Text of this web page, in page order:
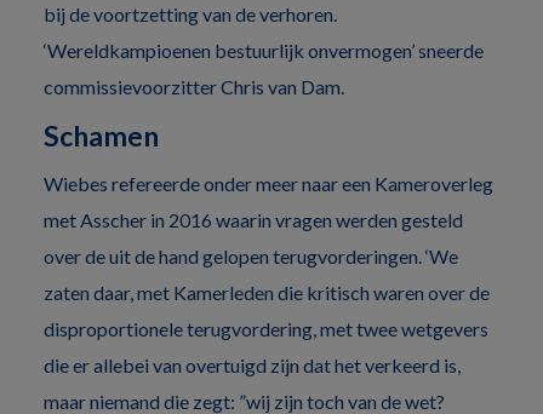
bij de voortzetting van de verhoren.
‘Wereldkampioenen bestuurlijk onvermogen’ sneerde
commissievoorzitter Chris van Dam.
Schamen
Wiebes refereerde onder meer naar een Kameroverleg
met Asscher in 2016 waarin vragen werden gesteld
over de uit de hand gelopen terugvorderingen. ‘We
zaten daar, met Kamerleden die kritisch waren over de
disproportionele terugvordering, met twee wetgevers
die er allebei van overtuigd zijn dat het verkeerd is,
maar niemand die zegt: ”wij zijn toch van de wet?